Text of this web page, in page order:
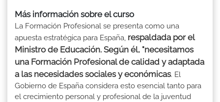
Más información sobre el curso
La Formación Profesional se presenta como una
apuesta estratégica para España, respaldada por el
Ministro de Educación. Según él, "necesitamos
una Formación Profesional de calidad y adaptada
a las necesidades sociales y económicas. El
Gobierno de España considera esto esencial tanto para
el crecimiento personal y profesional de la juventud